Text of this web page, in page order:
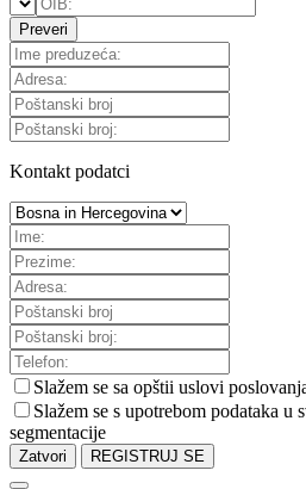
Preveri
Kontakt podatci
Slažem se sa opštii uslovi
Slažem se s upotrebom podataka u
segmentacije
Zatvori REGISTRUJ SE